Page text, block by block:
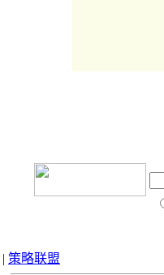
| 策略联盟